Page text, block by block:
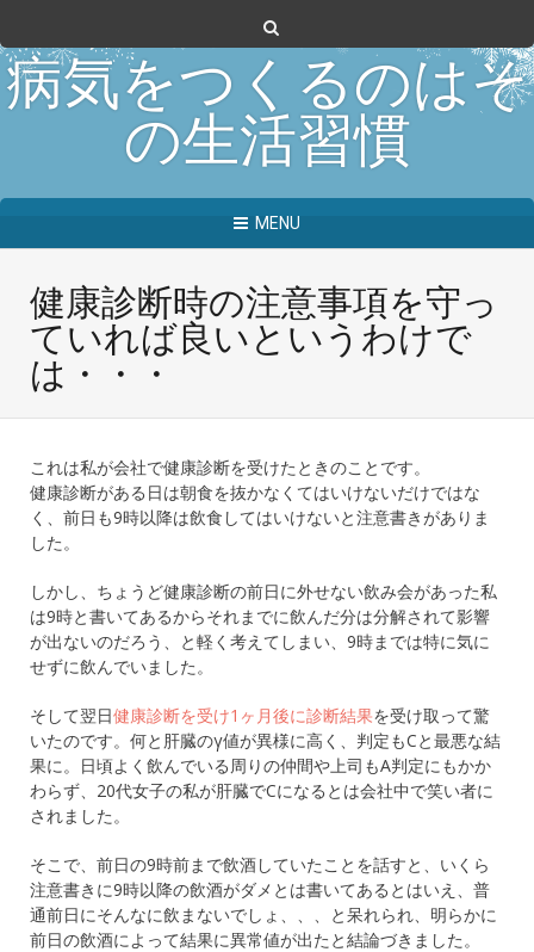
病気をつくるのはそ
の生活習慣
MENU
健康診断時の注意事項を守っ
ていれば良いというわけで
は・・・
これは私が会社で健康診断を受けたときのことです。
健康診断がある日は朝食を抜かなくてはいけないだけではな
く、前日も9時以降は飲食してはいけないと注意書きがありま
した。
しかし、ちょうど健康診断の前日に外せない飲み会があった私
は9時と書いてあるからそれまでに飲んだ分は分解されて影響
が出ないのだろう、と軽く考えてしまい、9時までは特に気に
せずに飲んでいました。
そして翌日健康診断を受け1ヶ月後に診断結果を受け取って驚
いたのです。何と肝臓のγ値が異様に高く、判定もCと最悪な結
果に。日頃よく飲んでいる周りの仲間や上司もA判定にもかか
わらず、20代女子の私が肝臓でCになるとは会社中で笑い者に
されました。
そこで、前日の9時前まで飲酒していたことを話すと、いくら
注意書きに9時以降の飲酒がダメとは書いてあるとはいえ、普
通前日にそんなに飲まないでしょ、、、と呆れられ、明らかに
前日の飲酒によって結果に異常値が出たと結論づきました。